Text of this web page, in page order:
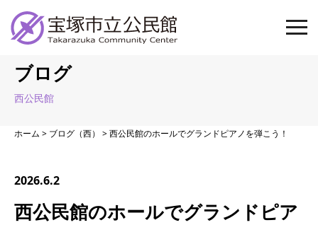
ブログ
西公民館
ホーム > ブログ（西） >西公民館のホールでグランドピアノを弾こう！
2026.6.2
西公民館のホールでグランドピア